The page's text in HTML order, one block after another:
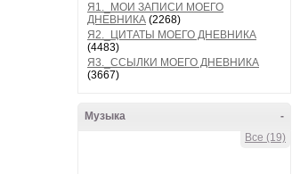
Я1._МОИ ЗАПИСИ МОЕГО
ДНЕВНИКА (2268)
Я2._ЦИТАТЫ МОЕГО ДНЕВНИКА
(4483)
Я3._ССЫЛКИ МОЕГО ДНЕВНИКА
(3667)
-
Музыка
Все (19)